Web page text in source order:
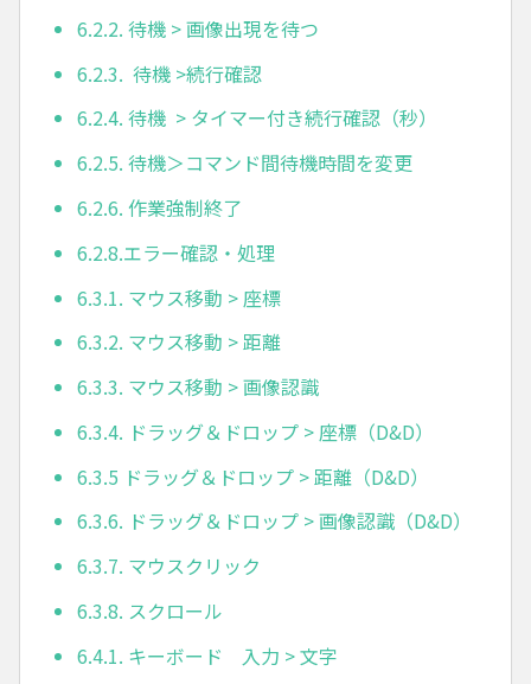
6.2.2. 待機 > 画像出現を待つ
6.2.3. 待機 >続行確認
6.2.4. 待機 > タイマー付き続行確認（秒）
6.2.5. 待機＞コマンド間待機時間を変更
6.2.6. 作業強制終了
6.2.8.エラー確認・処理
6.3.1. マウス移動 > 座標
6.3.2. マウス移動 > 距離
6.3.3. マウス移動 > 画像認識
6.3.4. ドラッグ＆ドロップ > 座標（D&D）
6.3.5 ドラッグ＆ドロップ > 距離（D&D）
6.3.6. ドラッグ＆ドロップ > 画像認識（D&D）
6.3.7. マウスクリック
6.3.8. スクロール
6.4.1. キーボード 入力 > 文字